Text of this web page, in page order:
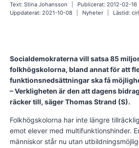
Text: Stina Johansson Publicerat: 2012-02-16
Uppdaterat: 2021-10-08 Nyheter Lästid:
Socialdemokraterna vill satsa 85
folkhögskolorna, bland annat för att
funktionsnedsättningar ska få
– Verkligheten är den att dagens
räcker till, säger Thomas Strand (S).
Folkhögskolorna har inte längre
emot elever med multifunktionshinder.
människor står nu utan